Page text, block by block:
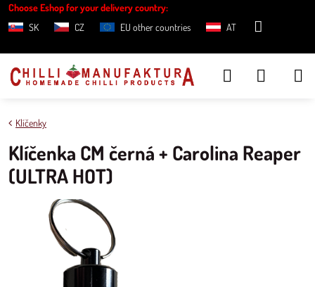
Choose Eshop for your delivery country:
SK
CZ EU other countries AT
Klíčenky
Klíčenka CM černá + Carolina Reaper
(ULTRA HOT)